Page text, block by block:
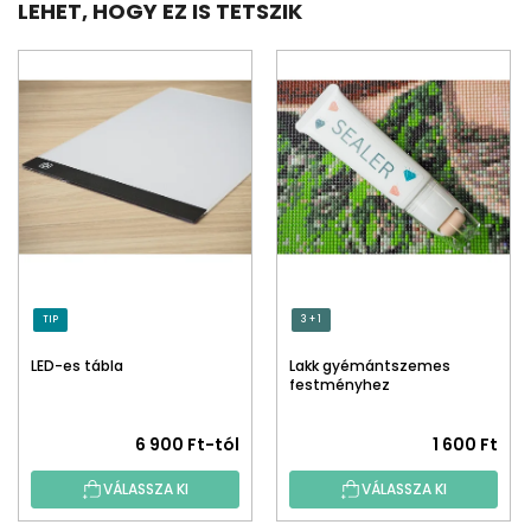
LEHET, HOGY EZ IS TETSZIK
TIP
LED-es tábla
6 900 Ft-tól
VÁLASSZA KI
3 + 1
Lakk gyémántszemes
festményhez
termék
átlagos
értékelése
1 600 Ft
VÁLASSZA KI